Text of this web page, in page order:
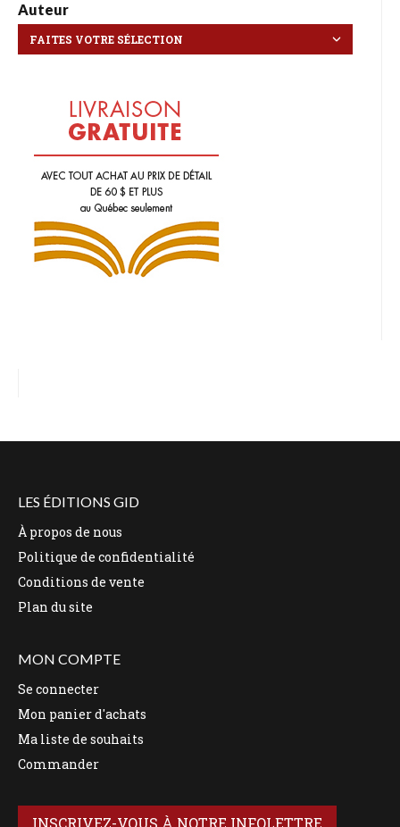
Auteur
LES ÉDITIONS GID
À propos de nous
Politique de confidentialité
Conditions de vente
Plan du site
MON COMPTE
Se connecter
Mon panier d'achats
Ma liste de souhaits
Commander
INSCRIVEZ-VOUS À NOTRE INFOLETTRE